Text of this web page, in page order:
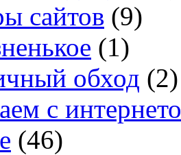
сайтов (9)
(1)
обход (2)
с
(46)